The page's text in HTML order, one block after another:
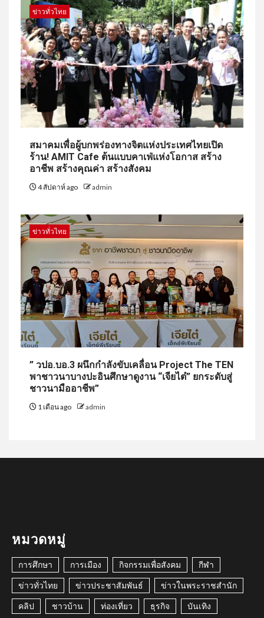
ข่าวทั่วไทย
สมาคมเพื่อผู้บกพร่องทางจิตแห่งประเทศไทยเปิด
ร้าน! AMIT Cafe ต้นแบบคาเฟ่แห่งโอกาส สร้าง
อาชีพ สร้างคุณค่า สร้างสังคม
4 สัปดาห์ ago admin
ข่าวทั่วไทย
” วปอ.บอ.3 ผนึกกำลังขับเคลื่อน Project The TEN
พาชาวนาบางปะอินศึกษาดูงาน “เจียไต๋” ยกระดับสู่
ชาวนามืออาชีพ”
1 เดือน ago admin
หมวดหมู่
การศึกษา การเมือง กิจกรรมเพื่อสังคม กีฬา
ข่าวทั่วไทย ข่าวประชาสัมพันธ์ ข่าวในพระราชสำนัก
คลิป ชาวบ้าน ท่องเที่ยว ธุรกิจ บันเทิง